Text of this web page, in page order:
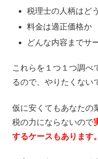
税理士の人柄はど
料金は適正価格か
どんな内容までサ
これらを１つ１つ調べ
るので、やりたくない
仮に安くてもあなたの
税の力にならないので
するケースもあります。